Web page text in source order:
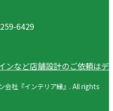
6429
ンなど店舗設計のご依頼は
社『インテリア縁』. All rights